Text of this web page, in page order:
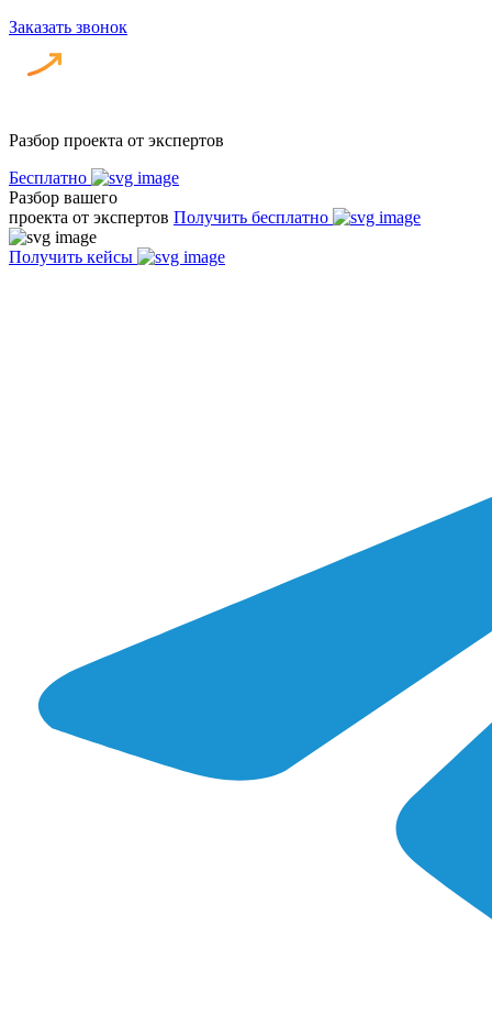
Заказать звонок
Разбор проекта от экспертов
Бесплатно
Разбор вашего
проекта от экспертов Получить бесплатно
Получить кейсы